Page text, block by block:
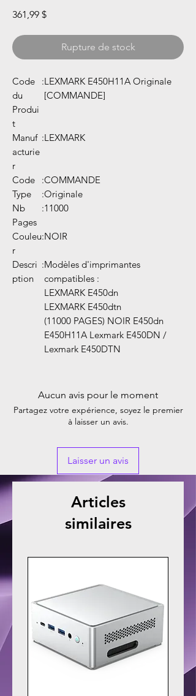
361,99 $Prix
Rupture de stock
Code
du
Produi
t
:LEXMARK E450H11A Originale
[COMMANDE]
Manuf
acturie
r
:LEXMARK
Code :COMMANDE
Type
:Originale
Nb
Pages
:11000
Couleu
r
:NOIR
Descri
ption
:Modèles d'imprimantes
compatibles :
LEXMARK E450dn
LEXMARK E450dtn
(11000 PAGES) NOIR E450dn
E450H11A Lexmark E450DN /
Lexmark E450DTN
Aucun avis pour le moment
Partagez votre expérience, soyez le premier
à laisser un avis.
Laisser un avis
Articles
similaires